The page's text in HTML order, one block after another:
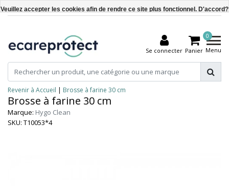
Se connecter
0
Panier Menu
Revenir à Accueil | Brosse à farine 30 cm
Brosse à farine 30 cm
Marque: Hygo Clean
SKU: T10053*4
Veuillez accepter les cookies afin de rendre ce site plus fonctionnel. D'accord?